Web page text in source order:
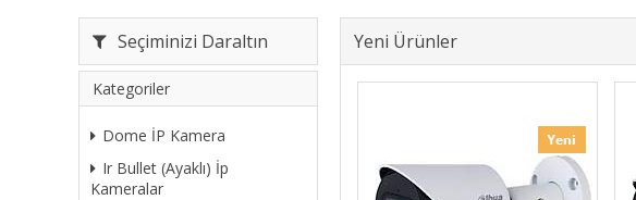
Seçiminizi Daraltın
Kategoriler
Dome İP Kamera
Ir Bullet (Ayaklı) İp
Kameralar
Yeni Ürünler